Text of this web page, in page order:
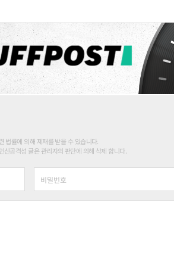
법률에 의해 제재를 받을 수 있습니다.
공격성 글은 관리자의 판단에 의해 삭제 합니다.